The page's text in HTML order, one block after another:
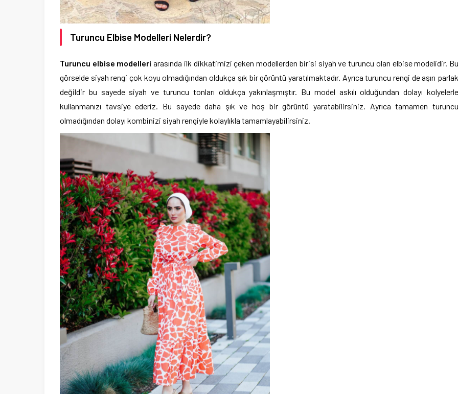
Turuncu Elbise Modelleri Nelerdir?
Turuncu elbise modelleriarasında ilk dikkatimizi çeken modellerden birisi siyah ve turuncu olan elbise modelidir. Bu
görselde siyah rengi çok koyu olmadığından oldukça şık bir görüntü yaratılmaktadır. Ayrıca turuncu rengi de aşırı parlak
değildir bu sayede siyah ve turuncu tonları oldukça yakınlaşmıştır. Bu model askılı olduğundan dolayı kolyelerle
kullanmanızı tavsiye ederiz. Bu sayede daha şık ve hoş bir görüntü yaratabilirsiniz. Ayrıca tamamen turuncu
olmadığından dolayı kombinizi siyah rengiyle kolaylıkla tamamlayabilirsiniz.